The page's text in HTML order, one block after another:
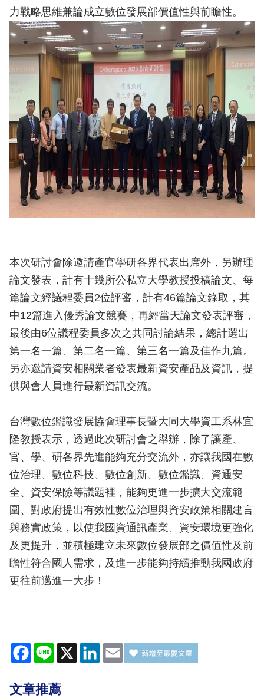
力戰略思維兼論成立數位發展部價值性與前瞻性。
本次研討會除邀請產官學研各界代表出席外，另辦理
論文發表，計有十幾所公私立大學教授投稿論文、每
篇論文經議程委員2位評審，計有46篇論文錄取，其
中12篇進入優秀論文競賽，再經當天論文發表評審，
最後由6位議程委員多次之共同討論結果，總計選出
第一名一篇、第二名一篇、第三名一篇及佳作九篇。
另亦邀請資安相關業者發表最新資安產品及資訊，提
供與會人員進行最新資訊交流。
台灣數位鑑識發展協會理事長暨大同大學資工系林宜
隆教授表示，透過此次研討會之舉辦，除了讓產、
官、學、研各界先進能夠充分交流外，亦讓我國在數
位治理、數位科技、數位創新、數位鑑識、資通安
全、資安保險等議題裡，能夠更進一步擴大交流範
圍、對政府提出有效性數位治理與資安政策相關建言
與務實政策，以使我國資通訊產業、資安環境更強化
及更提升，並積極建立未來數位發展部之價值性及前
瞻性符合國人需求，及進一步能夠持續推動我國政府
更往前邁進一大步！
Facebook
Line X LinkedIn
Email
文章推薦